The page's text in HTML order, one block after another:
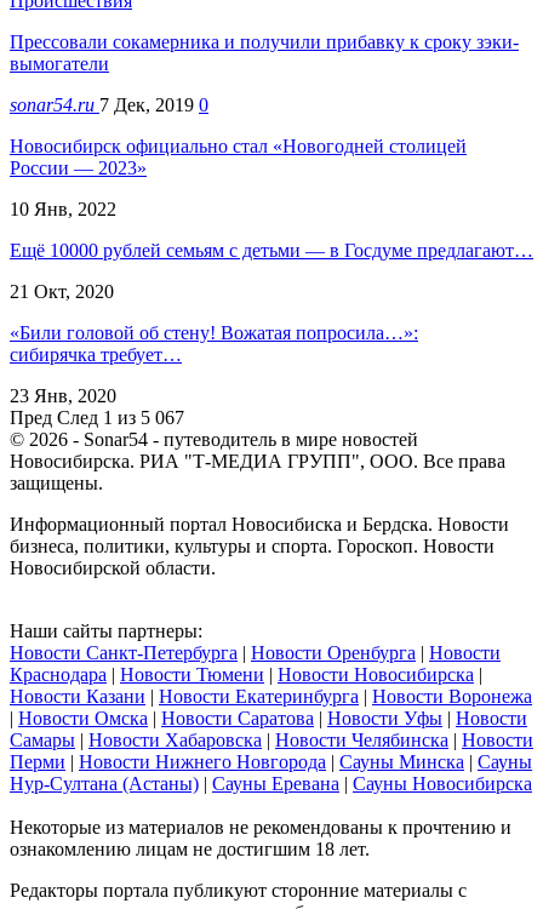
Прессовали сокамерника и получили прибавку к сроку зэки-
вымогатели
sonar54.ru 7 Дек, 2019 0
Новосибирск официально стал «Новогодней столицей
России — 2023»
10 Янв, 2022
Ещё 10000 рублей семьям с детьми — в Госдуме предлагают…
21 Окт, 2020
«Били головой об стену! Вожатая попросила…»:
сибирячка требует…
23 Янв, 2020
Пред След 1 из 5 067
© 2026 - Sonar54 - путеводитель в мире новостей
Новосибирска. РИА "Т-МЕДИА ГРУПП", ООО. Все права
защищены.
Информационный портал Новосибиска и Бердска. Новости
бизнеса, политики, культуры и спорта. Гороскоп. Новости
Новосибирской области.
Наши сайты партнеры:
Новости Санкт-Петербурга | Новости Оренбурга | Новости
Краснодара | Новости Тюмени | Новости Новосибирска |
Новости Казани | Новости Екатеринбурга | Новости Воронежа
| Новости Омска | Новости Саратова | Новости Уфы | Новости
Самары | Новости Хабаровска | Новости Челябинска | Новости
Перми | Новости Нижнего Новгорода | Сауны Минска | Сауны
Нур-Султана (Астаны) | Сауны Еревана | Сауны Новосибирска
Некоторые из материалов не рекомендованы к прочтению и
ознакомлению лицам не достигшим 18 лет.
Редакторы портала публикуют сторонние материалы с